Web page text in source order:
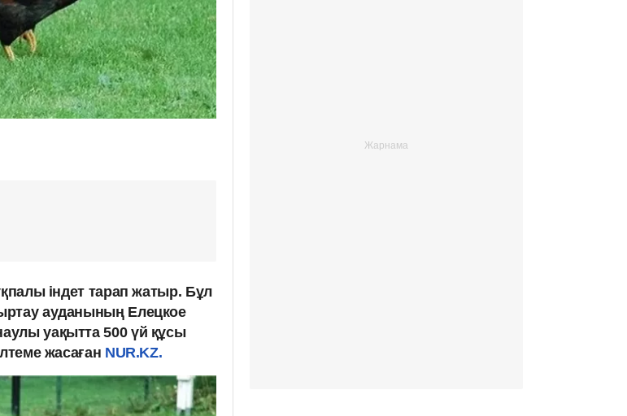
індет тарап жатыр. Бұл
ауданының Елецкое
уақытта 500 үй құсы
жасаған NUR.KZ.